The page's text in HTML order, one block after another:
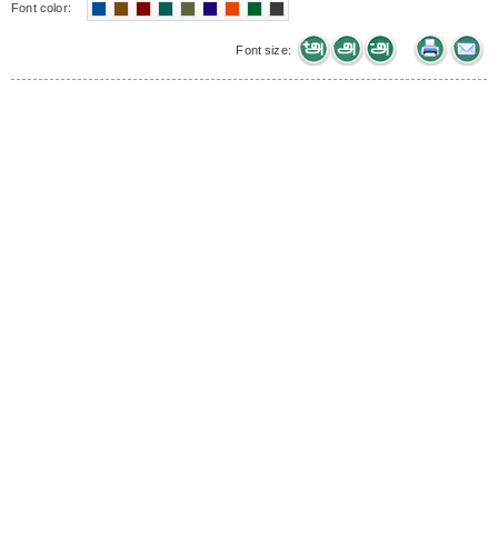
Font color:
Font size: